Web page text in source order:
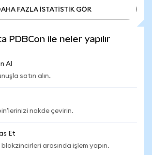
FAZLA İSTATİSTİK GÖR
PDBCon ile neler yapılır
Al
satın alın.
nakde çevirin.
Et
blokzincirleri arasında işlem yapın.